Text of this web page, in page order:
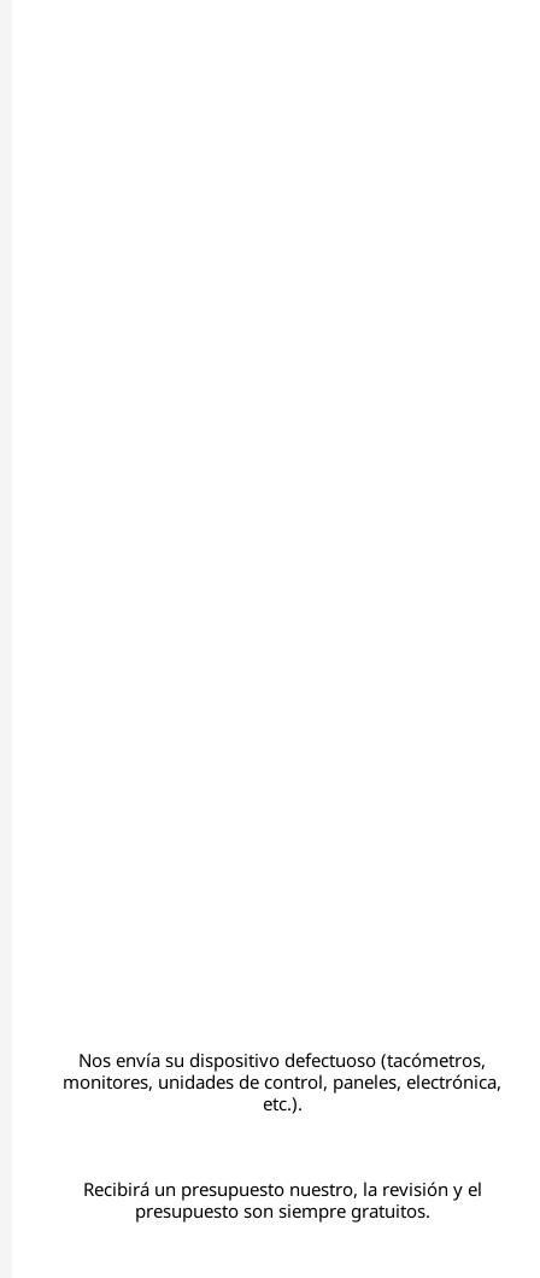
Nos envía su dispositivo defectuoso (tacómetros,
monitores, unidades de control, paneles, electrónica,
etc.).
Recibirá un presupuesto nuestro, la revisión y el
presupuesto son siempre gratuitos.